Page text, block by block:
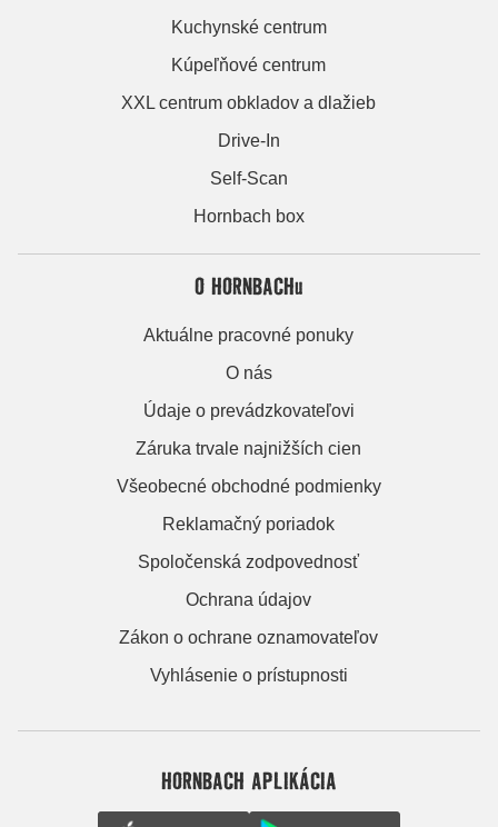
Kuchynské centrum
Kúpeľňové centrum
XXL centrum obkladov a dlažieb
Drive-In
Self-Scan
Hornbach box
O HORNBACHu
Aktuálne pracovné ponuky
O nás
Údaje o prevádzkovateľovi
Záruka trvale najnižších cien
Všeobecné obchodné podmienky
Reklamačný poriadok
Spoločenská zodpovednosť
Ochrana údajov
Zákon o ochrane oznamovateľov
Vyhlásenie o prístupnosti
HORNBACH APLIKÁCIA